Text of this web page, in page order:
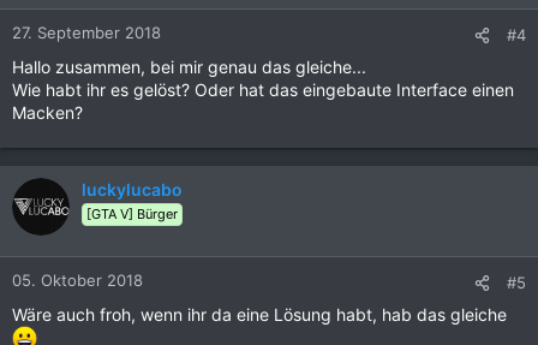
27. September 2018 #4
Hallo zusammen, bei mir genau das gleiche...
Wie habt ihr es gelöst? Oder hat das eingebaute Interface einen
Macken?
luckylucabo
[GTA V] Bürger
05. Oktober 2018 #5
Wäre auch froh, wenn ihr da eine Lösung habt, hab das gleiche